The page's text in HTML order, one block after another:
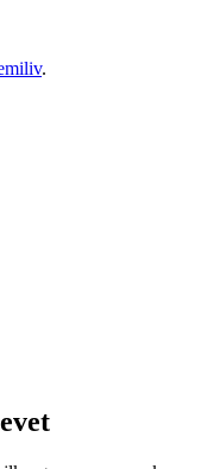
.